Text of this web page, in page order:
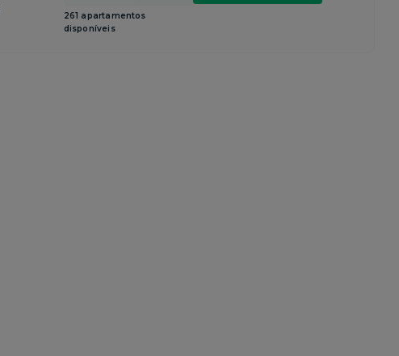
261 apartamentos
disponíveis